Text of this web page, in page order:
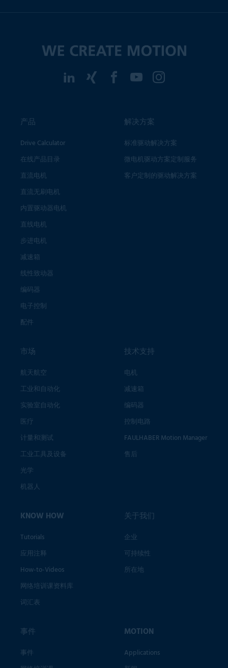
产品
Drive Calculator
在线产品目录
直流电机
直流无刷电机
内置驱动器电机
直线电机
步进电机
减速箱
线性致动器
编码器
电子控制
配件
解决方案
标准驱动解决方案
微电机驱动方案定制服务
客户定制的驱动解决方案
市场
航天航空
工业和自动化
实验室自动化
医疗
计量和测试
工业工具及设备
光学
机器人
技术支持
电机
减速箱
编码器
控制电路
FAULHABER Motion Manager
售后
KNOW HOW
Tutorials
应用注释
How-to-Videos
网络培训课资料库
词汇表
关于我们
企业
可持续性
所在地
事件
事件
MOTION
Applications